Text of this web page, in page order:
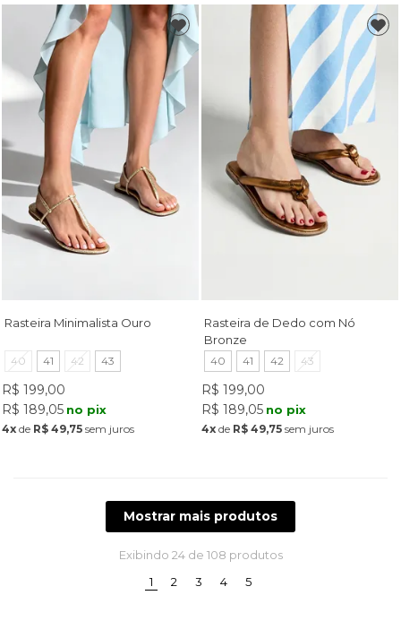
Rasteira Minimalista Ouro
40 41 42 43
R$ 199,00
R$ 189,05 no pix
4xde R$ 49,75sem juros
Rasteira de Dedo com Nó
Bronze
40 41 42 43
R$ 199,00
R$ 189,05 no pix
4x de R$ 49,75 sem juros
Mostrar mais produtos
Exibindo 24de 108 produtos
1 (current)
2 3 4 5